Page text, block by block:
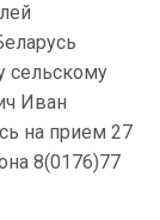
сельскому
Иван
на прием 27
8(0176)77